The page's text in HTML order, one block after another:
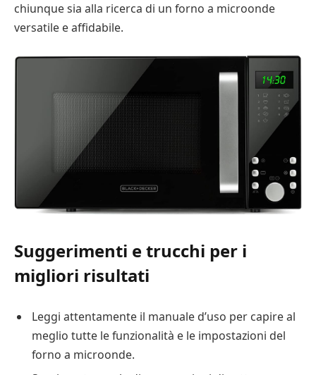
chiunque sia alla ricerca di un forno a microonde
versatile e affidabile.
Suggerimenti e trucchi per i
migliori risultati
Leggi attentamente il manuale d’uso per capire al
meglio tutte le funzionalità e le impostazioni del
forno a microonde.